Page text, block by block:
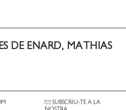
DE ENARD, MATHIAS
SUBSCRIU-TE A LA